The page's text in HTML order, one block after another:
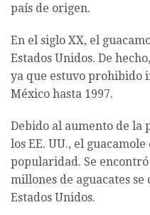
país de origen.
En el siglo XX, el
Estados Unidos. De
ya que estuvo prohibido
México hasta 1997.
Debido al aumento de la
los EE. UU., el
popularidad. Se
millones de aguacates
Estados Unidos.